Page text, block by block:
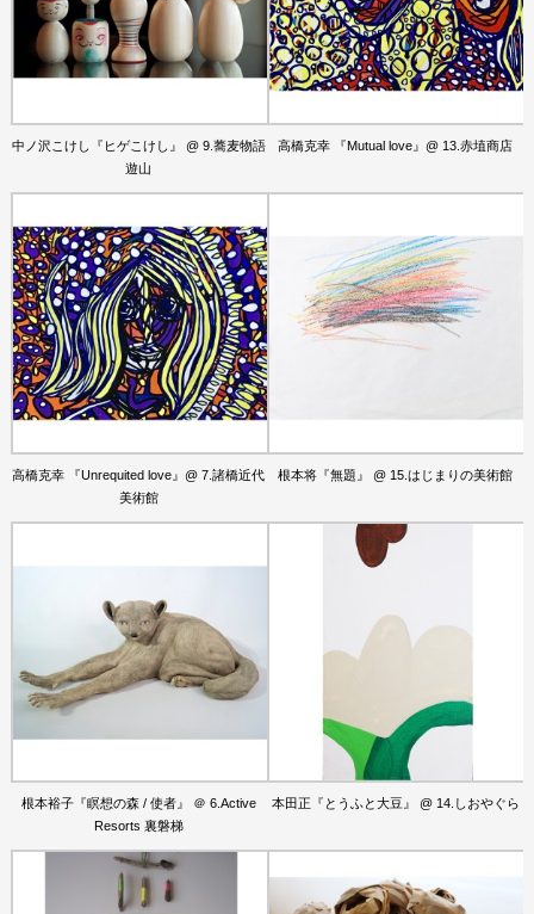
中ノ沢こけし『ヒゲこけし』 @ 9.蕎麦物語
遊山
高橋克幸 『Mutual love』@ 13.赤埴商店
高橋克幸 『Unrequited love』@ 7.諸橋近代
美術館
根本将『無題』 @ 15.はじまりの美術館
根本裕子『瞑想の森 / 使者』 ＠ 6.Active
Resorts 裏磐梯
本田正『とうふと大豆』 @ 14.しおやぐら